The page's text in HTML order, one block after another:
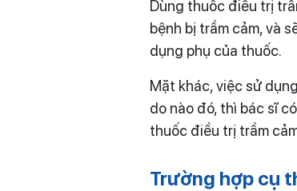
Dùng thuốc điều trị
bệnh bị trầm cảm, và
dụng phụ của thuốc.
Mặt khác, việc sử
do nào đó, thì bác sĩ
thuốc điều trị trầm
Trường hợp cụ